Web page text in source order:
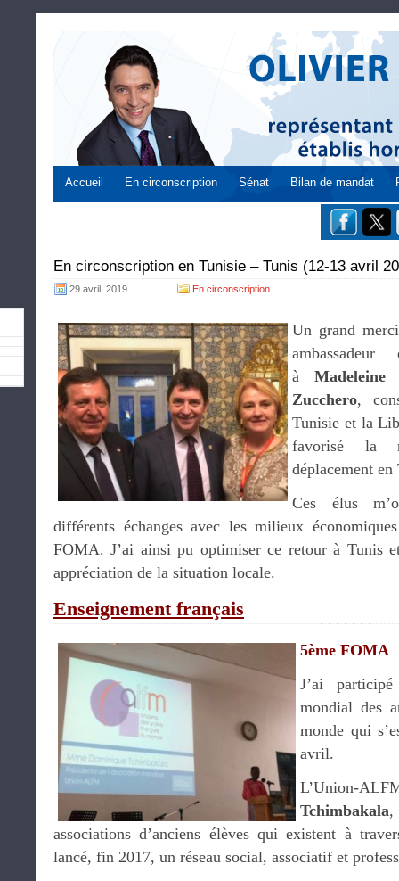
Accueil En circonscription Sénat Bilan de mandat
En circonscription en Tunisie – Tunis (12-13 avril
29 avril, 2019 En circonscription
Un grand
à
Zucchero,
Tunisie et la
favorisé la
déplacement en
Ces élus
différents échanges avec les milieux
FOMA. J’ai ainsi pu optimiser ce retour à Tunis
appréciation de la situation locale.
Enseignement français
5ème FOMA
J’ai
mondial des
monde qui
avril.
L’Union-
Tchimbakala
associations d’anciens élèves qui existent à
lancé, fin 2017, un réseau social, associatif et